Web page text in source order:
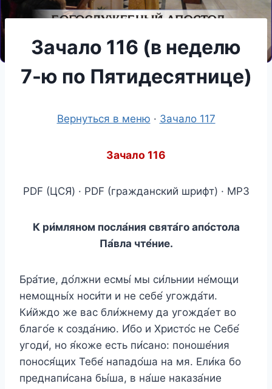
Зачало 116 (в неделю
7-ю по Пятидесятнице)
Вернуться в меню · Зачало 117
Зачало 116
PDF (ЦСЯ) · PDF (гражданский шрифт) · MP3
К ри́мляном посла́ния свята́го апо́стола
Па́вла чте́ние.
Бра́тие, до́лжни есмы́ мы си́льнии не́мощи
немощны́х носи́ти и не себе́ угожда́ти.
Ки́йждо же вас бли́жнему да угожда́ет во
благо́е к созда́нию. И́бо и Христо́с не Себе́
угоди́, но я́коже есть пи́сано: поноше́ния
понося́щих Тебе́ нападо́ша на мя. Ели́ка бо
преднапи́сана бы́ша, в на́ше наказа́ние